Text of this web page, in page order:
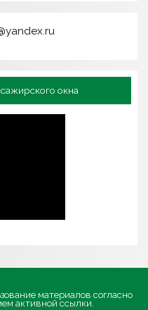
окна
материалов согласно
активной ссылки.